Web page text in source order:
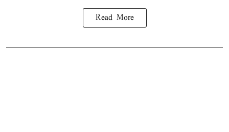
Read More